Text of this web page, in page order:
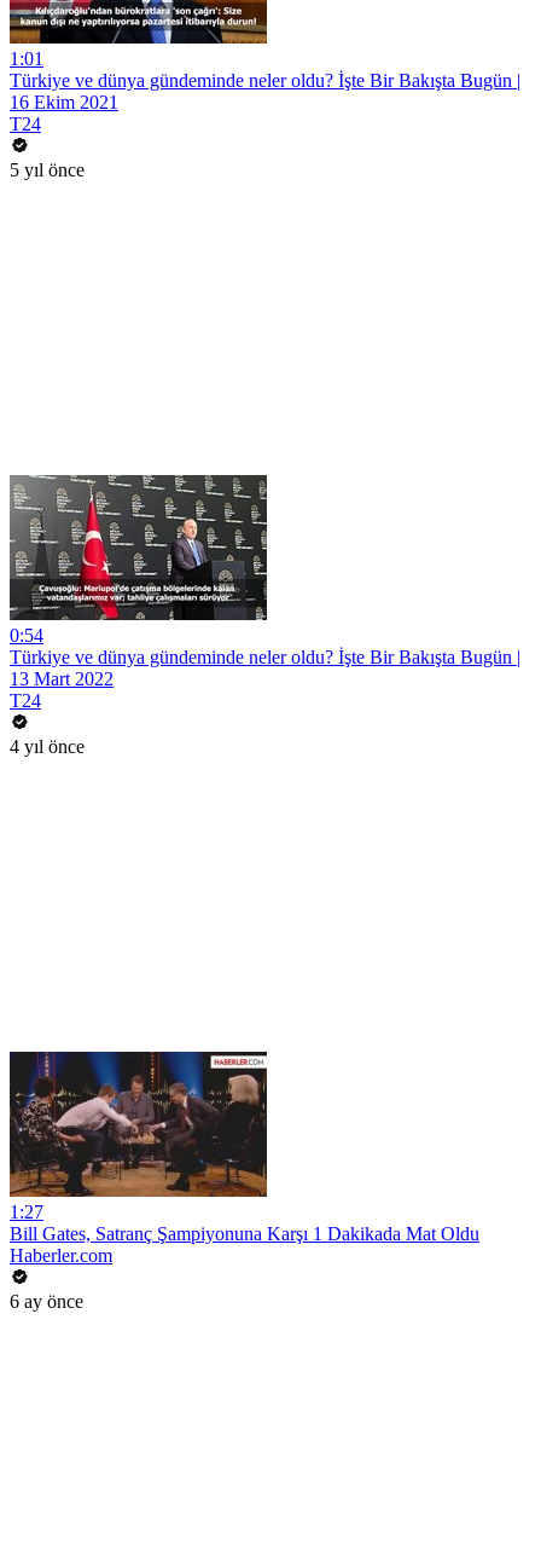
1:01
Türkiye ve dünya gündeminde neler oldu? İşte Bir Bakışta Bugün |
16 Ekim 2021
T24
5 yıl önce
0:54
Türkiye ve dünya gündeminde neler oldu? İşte Bir Bakışta Bugün |
13 Mart 2022
T24
4 yıl önce
1:27
Bill Gates, Satranç Şampiyonuna Karşı 1 Dakikada Mat Oldu
Haberler.com
6 ay önce